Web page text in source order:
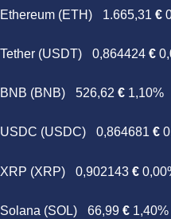
Ethereum (ETH) 1.665,31 €
Tether (USDT) 0,864424 €
BNB (BNB) 526,62 € 1,10%
USDC (USDC) 0,864681 €
XRP (XRP) 0,902143 €
Solana (SOL) 66,99 € 1,40%